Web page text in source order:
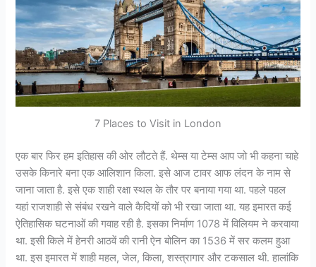
7 Places to Visit in London
एक बार फिर हम इतिहास की ओर लौटते हैं. थेम्स या टेम्स आप जो भी कहना चाहे
उसके किनारे बना एक आलिशान किला. इसे आज टावर आफ लंदन के नाम से
जाना जाता है. इसे एक शाही रक्षा स्थल के तौर पर बनाया गया था. पहले पहल
यहां राजशाही से संबंध रखने वाले कैदियों को भी रखा जाता था. यह इमारत कई
ऐति​हासिक घटनाओं की गवाह रही है. इसका निर्माण 1078 में विलियम ने करवाया
था. इसी किले में हेनरी आठवें की रानी ऐन बोलिन का 1536 में सर कलम हुआ
था. इस इमारत में शाही महल, जेल, किला, शस्त्रागार और टकसाल थी. हालांकि